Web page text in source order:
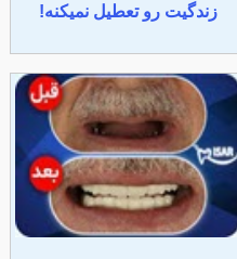
زندگیت رو تعطیل نمیکنه!